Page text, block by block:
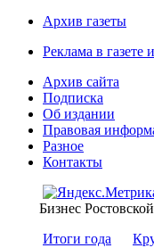
Архив газеты
Реклама в газете
Архив сайта
Подписка
Об издании
Правовая
Разное
Контакты
Бизнес
Итоги года